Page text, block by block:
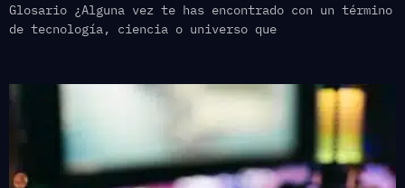
Glosario ¿Alguna vez te has encontrado con un término
de tecnología, ciencia o universo que